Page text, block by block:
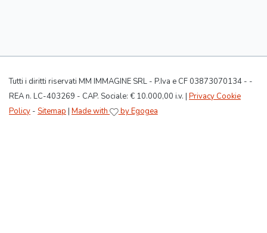
Tutti i diritti riservati MM IMMAGINE SRL - P.Iva e CF 03873070134 - -
REA n. LC-403269 - CAP. Sociale: € 10.000,00 i.v. | Privacy Cookie
Policy - Sitemap Made with by Egogea